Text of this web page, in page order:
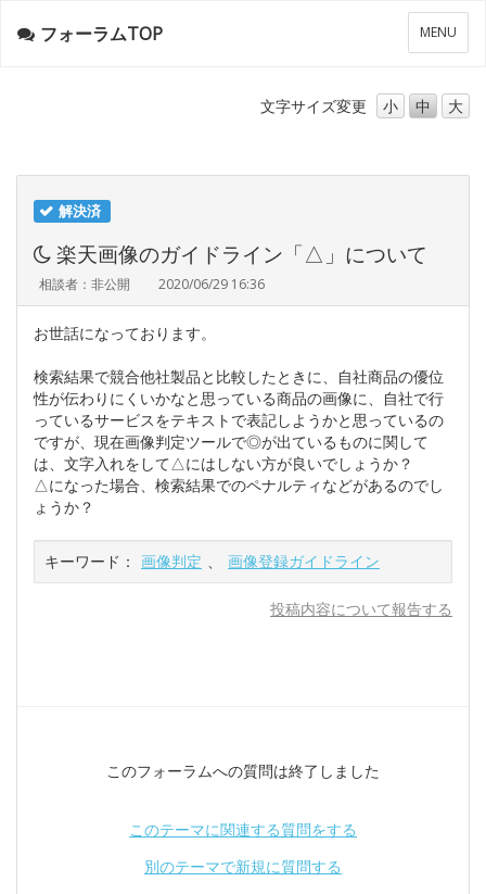
メ
ニ
ー
MENU
フォーラムTOP
文字サイズ変更 小 中 大
解決済
楽天画像のガイドライン「△」について
相談者：非公開 2020/06/29 16:36
お世話になっております。
検索結果で競合他社製品と比較したときに、自社商品の優位
性が伝わりにくいかなと思っている商品の画像に、自社で行
っているサービスをテキストで表記しようかと思っているの
ですが、現在画像判定ツールで◎が出ているものに関して
は、文字入れをして△にはしない方が良いでしょうか？
△になった場合、検索結果でのペナルティなどがあるのでし
ょうか？
キーワード： 画像判定 、 画像登録ガイドライン
投稿内容について報告する
このフォーラムへの質問は終了しました
このテーマに関連する質問をする
別のテーマで新規に質問する